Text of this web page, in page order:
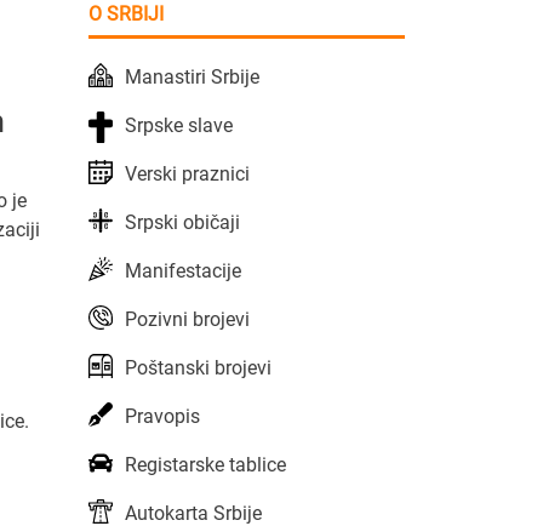
je
O SRBIJI
Manastiri Srbije
Srpske slave
Verski praznici
Srpski običaji
Manifestacije
Pozivni brojevi
Poštanski brojevi
Pravopis
Registarske tablice
Autokarta Srbije